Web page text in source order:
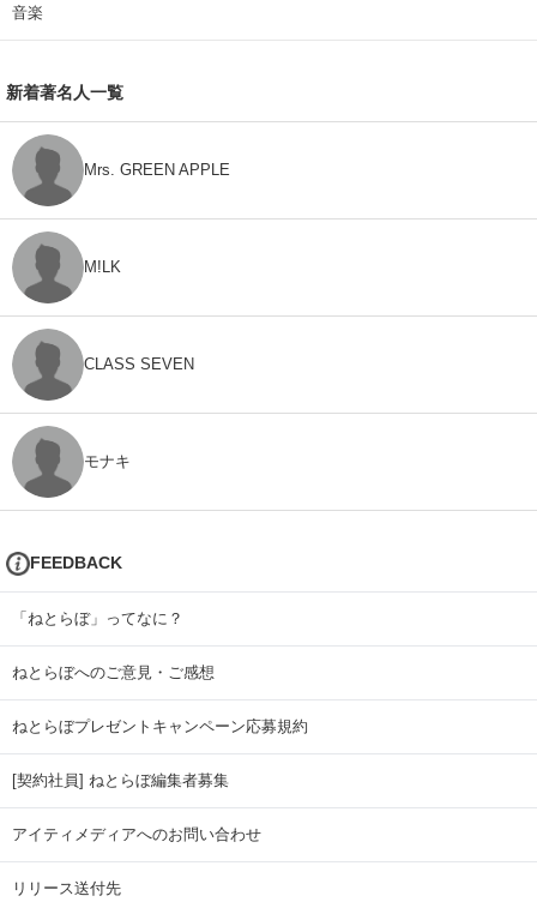
音楽
新着著名人一覧
Mrs. GREEN APPLE
M!LK
CLASS SEVEN
モナキ
FEEDBACK
「ねとらぼ」ってなに？
ねとらぼへのご意見・ご感想
ねとらぼプレゼントキャンペーン応募規約
[契約社員] ねとらぼ編集者募集
アイティメディアへのお問い合わせ
リリース送付先